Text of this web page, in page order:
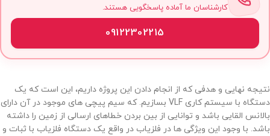
کارشناسان ما آماده پاسخگویی هستند.
09122302215
نتیجه نهایی و هدفی که از انجام دادن این پروژه داریم، این است که یک
دستگاه با سیستم کاری VLF بسازیم. که سیم پیچی های موجود در آن دارای
بالانس القایی باشد و توانایی از بین بردن خطاهای ارسالی از زمین را داشته
باشد. با وجود این ویژگی ها در فلزیاب در واقع یک دستگاه فلزیاب با ثبات و